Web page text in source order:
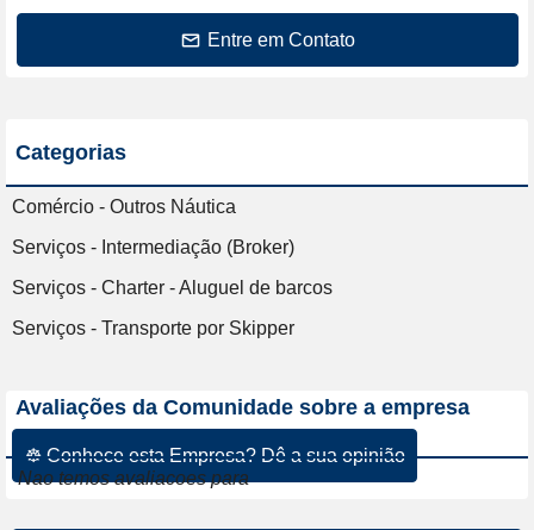
Entre em Contato
Categorias
Comércio - Outros Náutica
Serviços - Intermediação (Broker)
Serviços - Charter - Aluguel de barcos
Serviços - Transporte por Skipper
Avaliações da Comunidade sobre a empresa
☸ Conhece esta Empresa? Dê a sua opinião
Nao temos avaliacoes para